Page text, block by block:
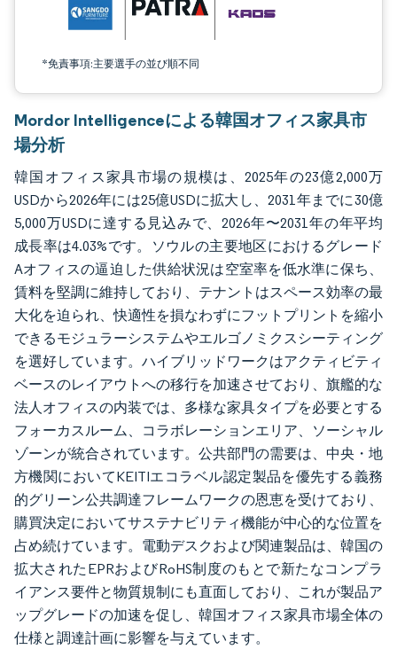
*免責事項:主要選手の並び順不同
Mordor Intelligenceによる韓国オフィス家具市
場分析
韓国オフィス家具市場の規模は、2025年の23億2,000万
USDから2026年には25億USDに拡大し、2031年までに30億
5,000万USDに達する見込みで、2026年〜2031年の年平均
成長率は4.03%です。ソウルの主要地区におけるグレード
Aオフィスの逼迫した供給状況は空室率を低水準に保ち、
賃料を堅調に維持しており、テナントはスペース効率の最
大化を迫られ、快適性を損なわずにフットプリントを縮小
できるモジュラーシステムやエルゴノミクスシーティング
を選好しています。ハイブリッドワークはアクティビティ
ベースのレイアウトへの移行を加速させており、旗艦的な
法人オフィスの内装では、多様な家具タイプを必要とする
フォーカスルーム、コラボレーションエリア、ソーシャル
ゾーンが統合されています。公共部門の需要は、中央・地
方機関においてKEITIエコラベル認定製品を優先する義務
的グリーン公共調達フレームワークの恩恵を受けており、
購買決定においてサステナビリティ機能が中心的な位置を
占め続けています。電動デスクおよび関連製品は、韓国の
拡大されたEPRおよびRoHS制度のもとで新たなコンプラ
イアンス要件と物質規制にも直面しており、これが製品ア
ップグレードの加速を促し、韓国オフィス家具市場全体の
仕様と調達計画に影響を与えています。